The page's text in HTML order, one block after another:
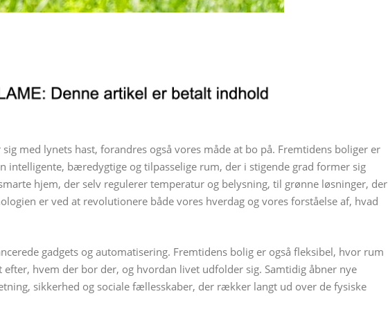
med lynets hast, forandres også vores måde at bo på. Fremtidens boliger er
intelligente, bæredygtige og tilpasselige rum, der i stigende grad former sig
hjem, der selv regulerer temperatur og belysning, til grønne løsninger, der
er ved at revolutionere både vores hverdag og vores forståelse af, hvad
gadgets og automatisering. Fremtidens bolig er også fleksibel, hvor rum
hvem der bor der, og hvordan livet udfolder sig. Samtidig åbner nye
sikkerhed og sociale fællesskaber, der rækker langt ud over de fysiske